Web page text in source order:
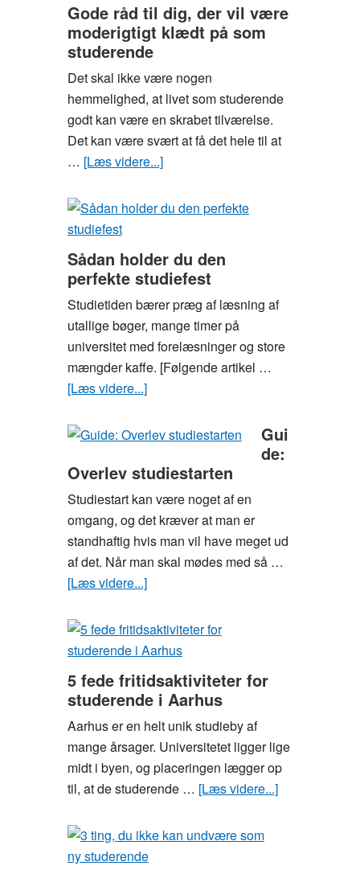
studiefest
Gode råd til dig, der vil være
moderigtigt klædt på som
studerende
Det skal ikke være nogen
hemmelighed, at livet som studerende
godt kan være en skrabet tilværelse.
Det kan være svært at få det hele til at
… [Læs videre...]om
råd
der
vil
være
moderigtigt
klædt
på
Sådan holder du den
perfekte studiefest
Studietiden bærer præg af læsning af
utallige bøger, mange timer på
universitet med forelæsninger og store
mængder kaffe. [Følgende artikel …
[Læs videre...]om
holder
den
perfekte
studiefest
Gui
de:
Overlev studiestarten
Studiestart kan være noget af en
omgang, og det kræver at man er
standhaftig hvis man vil have meget ud
af det. Når man skal mødes med så …
[Læs videre...]om
Overlev
studiestarten
5 fede fritidsaktiviteter for
studerende i Aarhus
Aarhus er en helt unik studieby af
mange årsager. Universitetet ligger lige
midt i byen, og placeringen lægger op
til, at de studerende … [Læs videre...]om